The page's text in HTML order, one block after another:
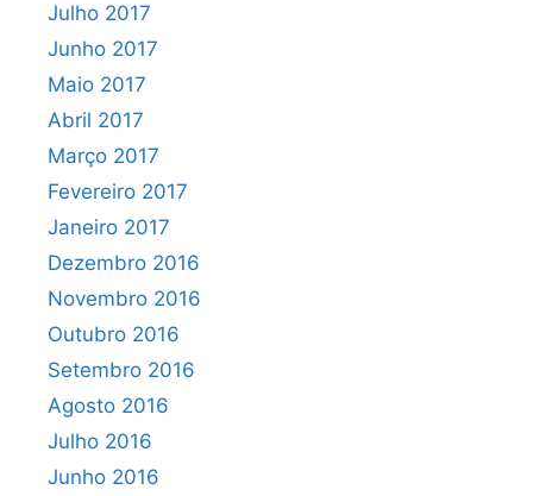
Julho 2017
Junho 2017
Maio 2017
Abril 2017
Março 2017
Fevereiro 2017
Janeiro 2017
Dezembro 2016
Novembro 2016
Outubro 2016
Setembro 2016
Agosto 2016
Julho 2016
Junho 2016